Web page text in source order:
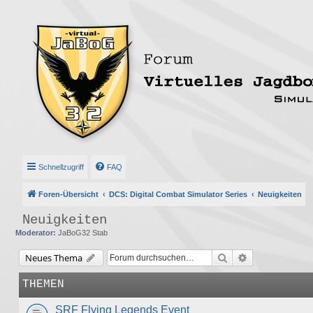
Schnellzugriff FAQ
Foren-Übersicht DCS: Digital Combat Simulator Series Neuigkeiten
Neuigkeiten
Moderator: JaBoG32 Stab
Neues Thema Suche
THEMEN
SRF Flying Legends Event